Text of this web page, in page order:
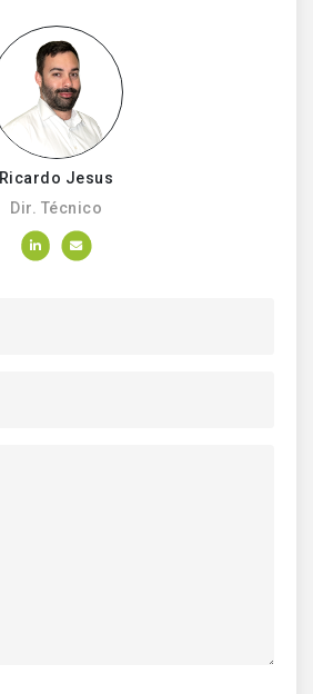
Ricardo Jesus
Dir. Técnico